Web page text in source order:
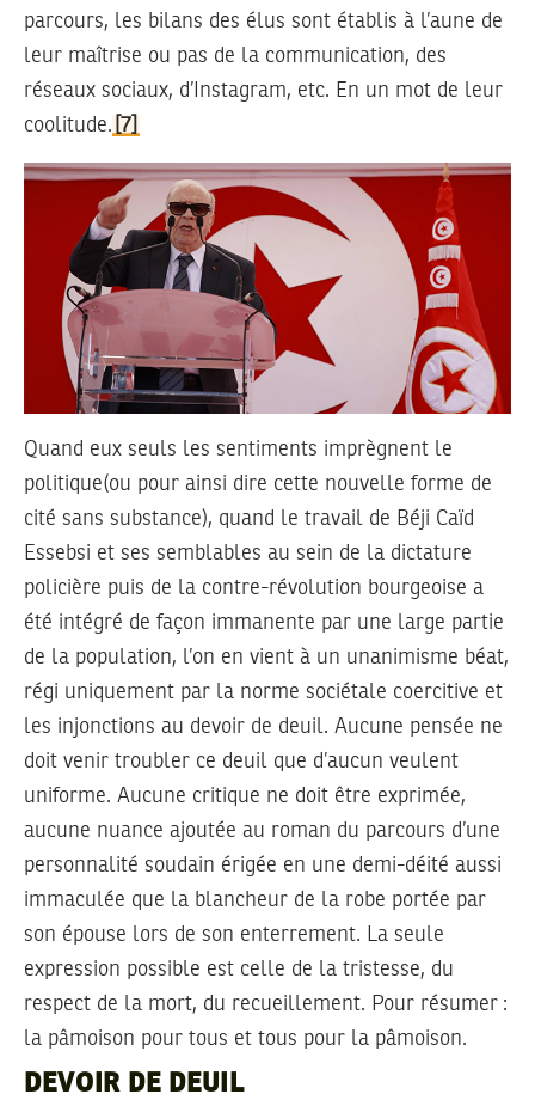
parcours, les bilans des élus sont établis à l’aune de
leur maîtrise ou pas de la communication, des
réseaux sociaux, d’Instagram, etc. En un mot de leur
coolitude. [7]
Quand eux seuls les sentiments imprègnent le
politique(ou pour ainsi dire cette nouvelle forme de
cité sans substance), quand le travail de Béji Caïd
Essebsi et ses semblables au sein de la dictature
policière puis de la contre-révolution bourgeoise a
été intégré de façon immanente par une large partie
de la population, l’on en vient à un unanimisme béat,
régi uniquement par la norme sociétale coercitive et
les injonctions au devoir de deuil. Aucune pensée ne
doit venir troubler ce deuil que d’aucun veulent
uniforme. Aucune critique ne doit être exprimée,
aucune nuance ajoutée au roman du parcours d’une
personnalité soudain érigée en une demi-déité aussi
immaculée que la blancheur de la robe portée par
son épouse lors de son enterrement. La seule
expression possible est celle de la tristesse, du
respect de la mort, du recueillement. Pour résumer :
la pâmoison pour tous et tous pour la pâmoison.
DEVOIR DE DEUIL